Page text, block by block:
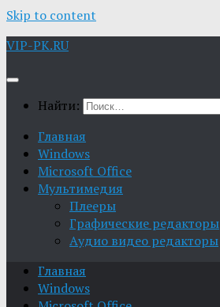
Skip to content
VIP-PK.RU
Найти:
Главная
Windows
Microsoft Office
Мультимедия
Плееры
Графические редакторы
Aудио видео редакторы
Главная
Windows